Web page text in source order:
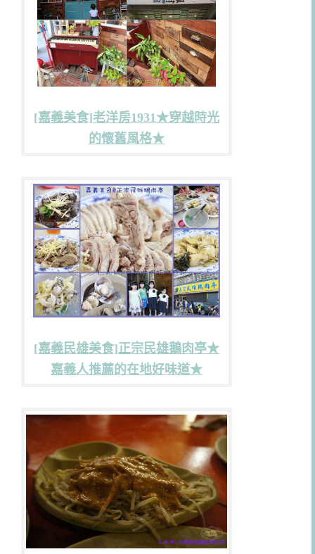
[嘉義美食]老洋房1931★穿越時光
的懷舊風格★
[嘉義民雄美食]正宗民雄鵝肉亭★
嘉義人推薦的在地好味道★